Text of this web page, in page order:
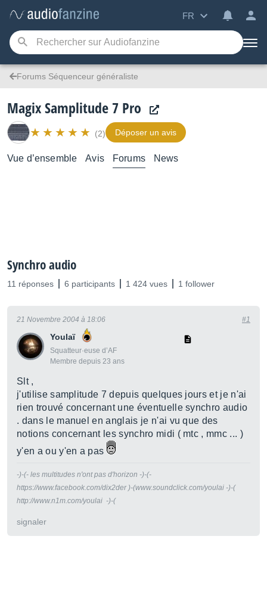
FR
Forums Séquenceur généraliste
Magix Samplitude 7 Pro
(2) Déposer un avis
Vue d’ensemble Avis Forums News
Synchro audio
11 réponses 6 participants 1 424 vues 1 follower
Youlaï
Squatteur·euse d’AF
Membre depuis 23 ans
21 Novembre 2004 à 18:06 #1
Slt ,
j'utilise samplitude 7 depuis quelques jours et je n'ai
rien trouvé concernant une éventuelle synchro audio
. dans le manuel en anglais je n'ai vu que des
notions concernant les synchro midi ( mtc , mmc ... )
y'en a ou y'en a pas
-)-(- les multitudes n'ont pas d'horizon -)-(-
https://www.facebook.com/dix2der )-(www.soundclick.com/youlai -)-(
http://www.n1m.com/youlai -)-(
signaler